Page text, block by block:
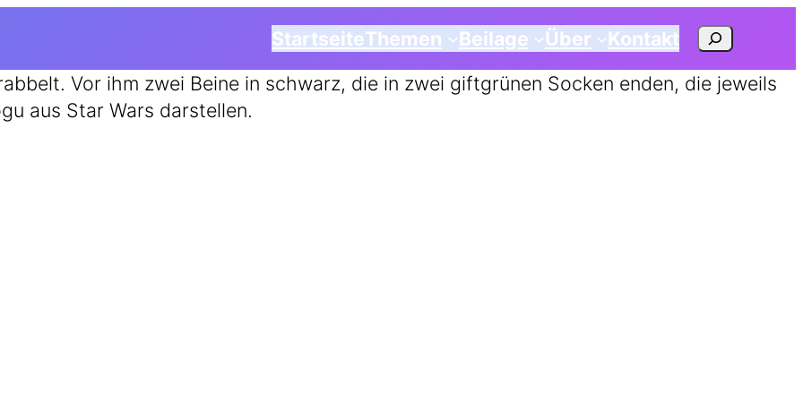
StartseiteThemen Beilage Über Kontakt Suchen